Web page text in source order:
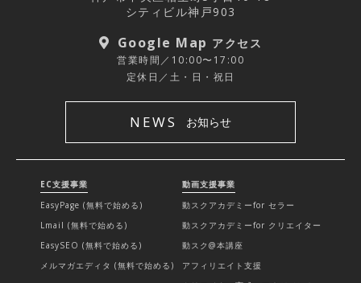
シティビル神戸903
Google Map アクセス
営業時間／10:00〜17:00
定休日／土・日・祝日
NEWS お知らせ
EC支援事業
EasyPage (無料で始める)
Lmail (無料で始める)
EasySEO (無料で始める)
メルマガエディタ (無料で始める)
動画支援事業
動スクアカデミーfor セラー
動スクアカデミーfor クリエイター
動スク@本講座
アフィリエイト支援